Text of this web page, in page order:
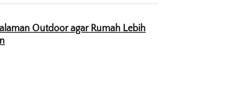
Outdoor agar Rumah Lebih